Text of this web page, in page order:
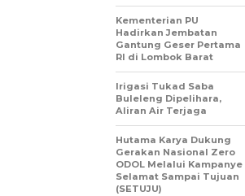
Kementerian PU
Hadirkan Jembatan
Gantung Geser Pertama
RI di Lombok Barat
Irigasi Tukad Saba
Buleleng Dipelihara,
Aliran Air Terjaga
Hutama Karya Dukung
Gerakan Nasional Zero
ODOL Melalui Kampanye
Selamat Sampai Tujuan
(SETUJU)